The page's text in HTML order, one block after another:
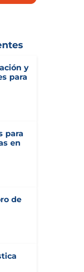
y
para
para
en
de